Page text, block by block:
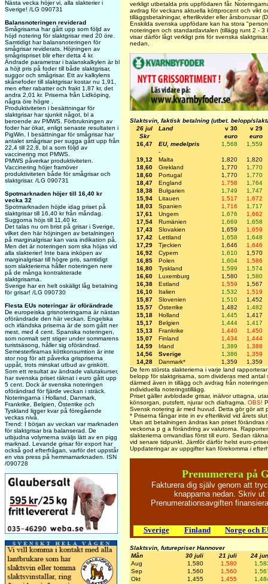
Nästa vecka höjer vi, alla slakterier i
Sverige! /LG 090731
Balansnoteringen reviderad
Smågrisarna har gått upp som följd av
höjd notering för slaktgrisar med 20 öre.
Samtidigt har balansnoteringen för
smågrisar reviderats. Höjningen av
smågrispriset blir efter detta 4 kr.
Ändrade parametrar i balanskalkylen är bl
a höjt pris på foder till både slaktgrisar,
suggor och smågrisar. Ett av kalkylens
skånefoder till slaktgrisar kostar nu 1,91,
men efter rabatter och frakt 1,87 kr, det
andra 2,01 kr. Priserna från Lidköping,
några öre högre .
Produktiviteten i besättningar för
slaktgrisar har sjunkit något, bl a
beroende av PMWS. Förbrukningen av
foder har ökat, enligt senaste resultaten i
PigWin. I besättningar för smågrisar har
antalet smågrisar per sugga gått upp från
22,4 till 22,8, bl a som följd av
vaccinering mot PMWS.
PMWS påverkar produktiviteten.
Vaccinering höjer framöver
produktiviteten både för smågrisar och
slaktgrisar. /LG 090731
Spotmarknaden höjer till 16,40 kr
vecka 32
Spotmarknaden höjde idag priset på
slaktgrisar till 16,40 kr från måndag.
Suggorna höjs till 11,40 kr.
Det talas nu om brist på grisar i Sverige,
vilket den här höjningen av betalningen
på marginalgrisar kan vara indikation på.
Men det är noteringen som ska höjas vid
alla slakterier! Inte bara inköpen av
marginalgrisar till högre pris, samtidigt
som slakterierna håller noteringen nere
på de många kontrakterade
slaktgrisarna.
Sverige har en helt oskäligt låg betalning
för grisar! /LG 090730
Flesta EUs noteringar är oförändrade
De europeiska grisnoteringarna är nästan
oförändrade den här veckan. Engelska
och irländska priserna är de som gått ner
mest, med 4 cent. Spanska noteringen,
som normalt sett stiger under sommarens
turistsäsong, håller sig oförändrad.
Semesterfirarnas köttkonsumtion är inte
stor nog för att påverka grispriserna
uppåt, trots minskat utbud av griskött.
Som ett resultat av ändrade valutakurser,
har svenska priset räknat i euro gått upp
5 cent. Dock är svenska noteringen
oförändrad för fjärde veckan i sträck.
Noteringarna i Holland, Danmark,
Frankrike, Belgien, Österrike och
Tyskland ligger kvar på föregående
veckas nivå.
Trend: I början av veckan var marknaden
för slaktgrisar bra balanserad. De
utbjudna volymerna sväljs lätt av en pigg
marknad. Levande grisar för export har
också god efterfrågan, varför det uppstår
en viss press på hemmamarknaden. ISN
/090728
verkligt utbetalda pris uppfödaren får.
avdrag för veckans aktuella köttprocent och vikt
tilläggsbetalningar, efterlikvider eller årsbonusar
Enskilda svenska uppfödare kan ha stora
noteringen och standardavtalen (tillägg runt 2 - 3
visar därför lågt verkligt pris för svenska
nedan.
Slaktsvin, faktisk betalning (utbet. belopp/
26 jul
Land v 30
v 29
Skr
euro
euro
16,47
EU, medelpris 1,568
1,559
-
19,12
Malta 1,820
1,820
18,60
Grekland 1,770
1,770
18,60
Portugal 1,770
1,770
18,47
England 1,758
1,764
18,38
Bulgarien 1,749
1,747
15,94
Litauen 1,517
1,672
18,03
Spanien 1,716
1,717
17,61
Ungern 1,676
1,662
17,54
Rumänien 1,669
1,658
17,43
Slovakien 1,659
1,659
17,42
Lettland 1,658
1,648
17,29
Tjeckien 1,646
1,646
16,92
Cypern 1,610
1,570
16,85
Polen 1,604
1,586
16,80
Tyskland 1,599
1,574
16,60
Luxemburg 1,580
1,580
16,38
Estland 1,559
1,567
16,10
Italien 1,532
1,519
15,87
Slovenien 1,510
1,452
15,57
Österrike 1,482
1,482
15,18
Holland 1,445
1,417
15,17
Belgien 1,444
1,417
15,13
Frankrike 1,440
1,450
15,07
Finland 1,434
1,444
14,59
Irland 1,389
1,388
14,56
Sverige 1,386
1,359
14,28
Danmark* 1,359
1,359
De fem största slakterierna i varje land
belopp för slaktgrisarna, som divideras med antal
därmed även in tillägg och avdrag från
individuella noteringstillägg.
Priset gäller avblodade grisar, inälvor uttagna,
könsorgan, putsfett, njurar och diafragma. OBS!
Svensk notering är med huvud. Detta gör gör att
* Priserna fångar inte in ev efterlikvid vid årets
Utan att betalningen ändras kan priset förändras
veckorna p g a förändring av valutorna.
slakterierna omvandlas först till euro. Sedan
vid senare tidpunkt. Jämför därför helst euro-
Uppdateringar av uppgifter kan förekomma i
Prenumerera på
Fakturera dig själv genom att
knapparna nedan. Skriv ut
Prenumerationsavgiften
Sverige Finland Norge och
Slaktsvin, futurepriser Hannover
Mån
30 juli 21 juli
24
Aug
1,580 1,580
Sep
1,560 1,560
Okt
1,455 1,455